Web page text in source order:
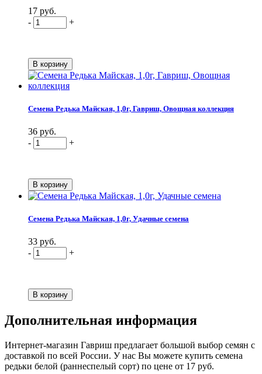
17 руб.
-
+
Семена Редька Майская, 1,0г, Гавриш, Овощная коллекция
36 руб.
-
+
Семена Редька Майская, 1,0г, Удачные семена
33 руб.
-
+
Дополнительная информация
Интернет-магазин Гавриш предлагает большой выбор семян с
доставкой по всей России. У нас Вы можете купить семена
редьки белой (раннеспелый сорт) по цене от 17 руб.